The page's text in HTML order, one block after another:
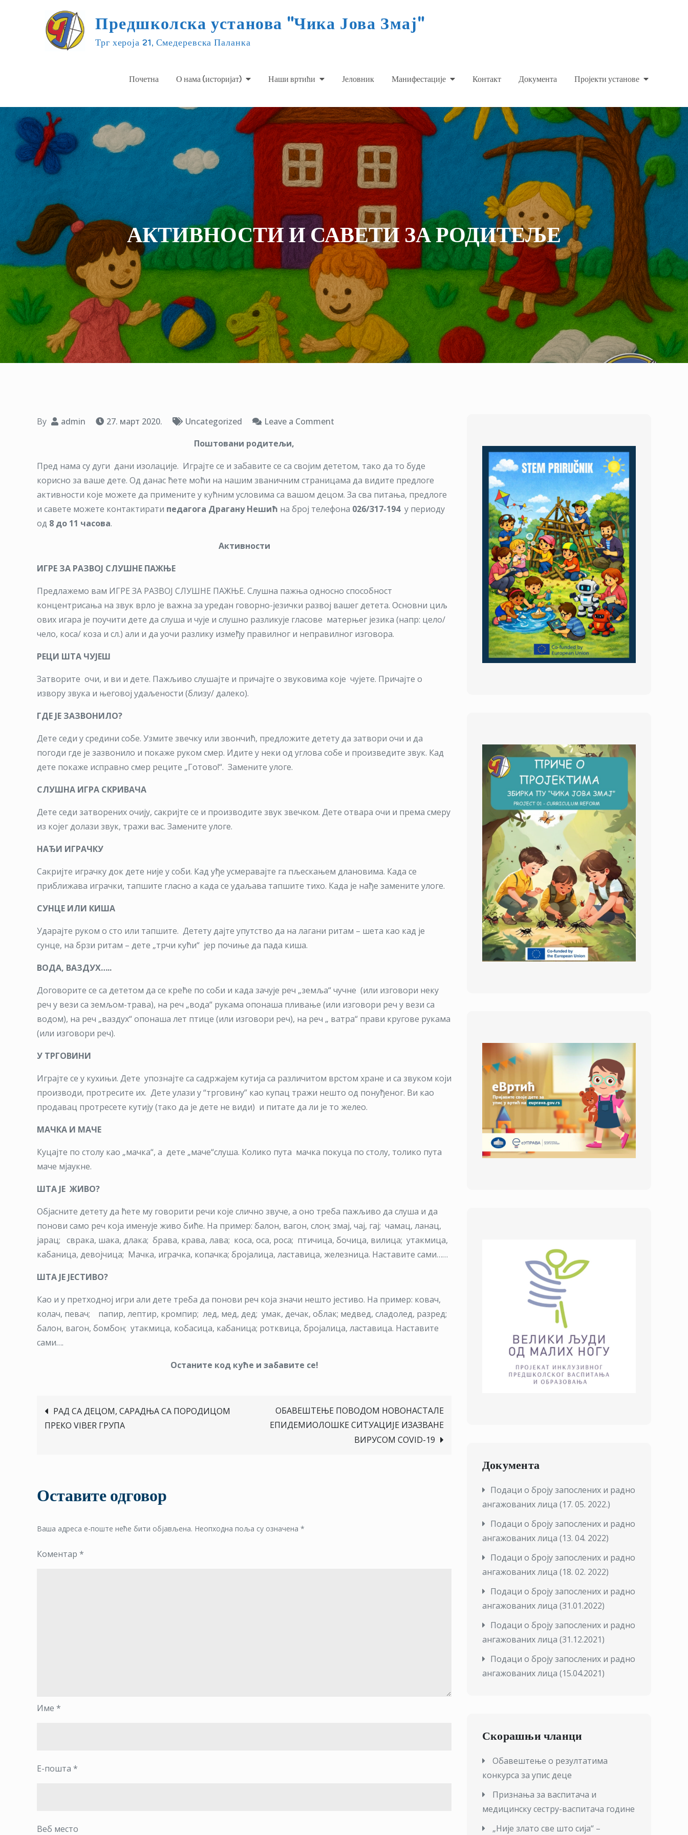
Предшколска установа "Чика Јова Змај"
Трг хероја 21, Смедеревска Паланка
Почетна О нама (историјат) Наши вртићи Јеловник Манифестације Контакт Документа Пројекти установе
АКТИВНОСТИ И САВЕТИ ЗА РОДИТЕЉЕ
By admin 27. март 2020. Uncategorized Leave a Comment
САВЕТИ
ЗА
РОДИТЕЉЕ
Поштовани родитељи,
Пред нама су дуги дани изолације. Играјте се и забавите се са својим дететом, тако да то буде
корисно за ваше дете. Од данас ћете моћи на нашим званичним страницама да видите предлоге
активности које можете да примените у кућним условима са вашом децом. За сва питања, предлоге
и савете можете контактирати педагога Драгану Нешић на број телефона 026/317-194у периоду
од 8 до 11 часова.
Активности
ИГРЕ ЗА РАЗВОЈ СЛУШНЕ ПАЖЊЕ
Предлажемо вам ИГРЕ ЗА РАЗВОЈ СЛУШНЕ ПАЖЊЕ. Слушна пажња односно способност
концентрисања на звук врло је важна за уредан говорно-језички развој вашег детета. Основни циљ
ових игара је поучити дете да слуша и чује и слушно разликује гласове матерњег језика (напр: цело/
чело, коса/ коза и сл.) али и да уочи разлику између правилног и неправилног изговора.
РЕЦИ ШТА ЧУЈЕШ
Затворите очи, и ви и дете. Пажљиво слушајте и причајте о звуковима које чујете. Причајте о
извору звука и његовој удаљености (близу/ далеко).
ГДЕ ЈЕ ЗАЗВОНИЛО?
Дете седи у средини собе. Узмите звечку или звончић, предложите детету да затвори очи и да
погоди где је зазвонило и покаже руком смер. Идите у неки од углова собе и произведите звук. Кад
дете покаже исправно смер реците „Готово!“. Замените улоге.
СЛУШНА ИГРА СКРИВАЧА
Дете седи затворених очију, сакријте се и производите звук звечком. Дете отвара очи и према смеру
из којег долази звук, тражи вас. Замените улоге.
НАЂИ ИГРАЧКУ
Сакријте играчку док дете није у соби. Кад уђе усмеравајте га пљескањем длановима. Када се
приближава играчки, тапшите гласно а када се удаљава тапшите тихо. Када је нађе замените улоге.
СУНЦЕ ИЛИ КИША
Ударајте руком о сто или тапшите. Детету дајте упутство да на лагани ритам – шета као кад је
сунце, на брзи ритам – дете „трчи кући“ јер почиње да пада киша.
ВОДА, ВАЗДУХ…..
Договорите се са дететом да се креће по соби и када зачује реч „земља“ чучне (или изговори неку
реч у вези са земљом-трава), на реч „вода“ рукама опонаша пливање (или изговори реч у вези са
водом), на реч „ваздух“ опонаша лет птице (или изговори реч), на реч „ ватра“ прави кругове рукама
(или изговори реч).
У ТРГОВИНИ
Играјте се у кухињи. Дете упознајте са садржајем кутија са различитом врстом хране и са звуком који
производи, протресите их. Дете улази у “трговину” као купац тражи нешто од понуђеног. Ви као
продавац протресете кутију (тако да је дете не види) и питате да ли је то желео.
МАЧКА И МАЧЕ
Куцајте по столу као „мачка“, а дете „маче“слуша. Колико пута мачка покуца по столу, толико пута
маче мјаукне.
ШТА ЈЕ ЖИВО?
Објасните детету да ћете му говорити речи које слично звуче, а оно треба пажљиво да слуша и да
понови само реч која именује живо биће. На пример: балон, вагон, слон; змај, чај, гај; чамац, ланац,
јарац; сврака, шака, длака; брава, крава, лава; коса, оса, роса; птичица, бочица, вилица; утакмица,
кабаница, девојчица; Мачка, играчка, копачка; бројалица, ластавица, железница. Наставите сами……
ШТА ЈЕ ЈЕСТИВО?
Као и у претходној игри али дете треба да понови реч која значи нешто јестиво. На пример: ковач,
колач, певач; папир, лептир, кромпир; лед, мед, дед; умак, дечак, облак; медвед, сладолед, разред;
балон, вагон, бомбон; утакмица, кобасица, кабаница; ротквица, бројалица, ластавица. Наставите
сами….
Останите код куће и забавите се!
Кретање
РАД СА ДЕЦОМ, САРАДЊА СА ПОРОДИЦОМ
ПРЕКО VIBER ГРУПА
ОБАВЕШТЕЊЕ ПОВОДОМ НОВОНАСТАЛЕ
ЕПИДЕМИОЛОШКЕ СИТУАЦИЈЕ ИЗАЗВАНЕ
ВИРУСОМ COVID-19
Оставите одговор
Ваша адреса е-поште неће бити објављена. Неопходна поља су означена *
Коментар *
Име *
Е-пошта *
Веб место
Документа
Подаци о броју запослених и радно
ангажованих лица (17. 05. 2022.)
Подаци о броју запослених и радно
ангажованих лица (13. 04. 2022)
Подаци о броју запослених и радно
ангажованих лица (18. 02. 2022)
Подаци о броју запослених и радно
ангажованих лица (31.01.2022)
Подаци о броју запослених и радно
ангажованих лица (31.12.2021)
Подаци о броју запослених и радно
ангажованих лица (15.04.2021)
Скорашњи чланци
Обавештење о резултатима
конкурса за упис деце
Признања за васпитача и
медицинску сестру-васпитача године
„Није злато све што сија“ –